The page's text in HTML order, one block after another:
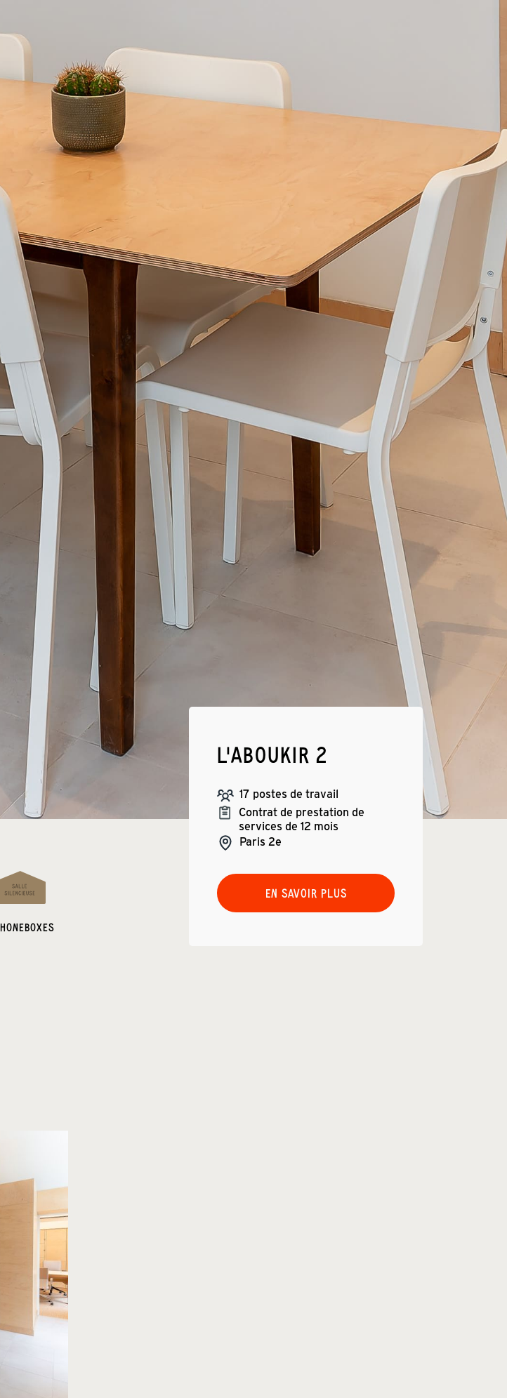
L'ABOUKIR 2
17 postes de travail
Contrat de prestation de
services de 12 mois
Paris 2e
EN SAVOIR PLUS